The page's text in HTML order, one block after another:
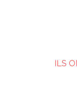
ILS